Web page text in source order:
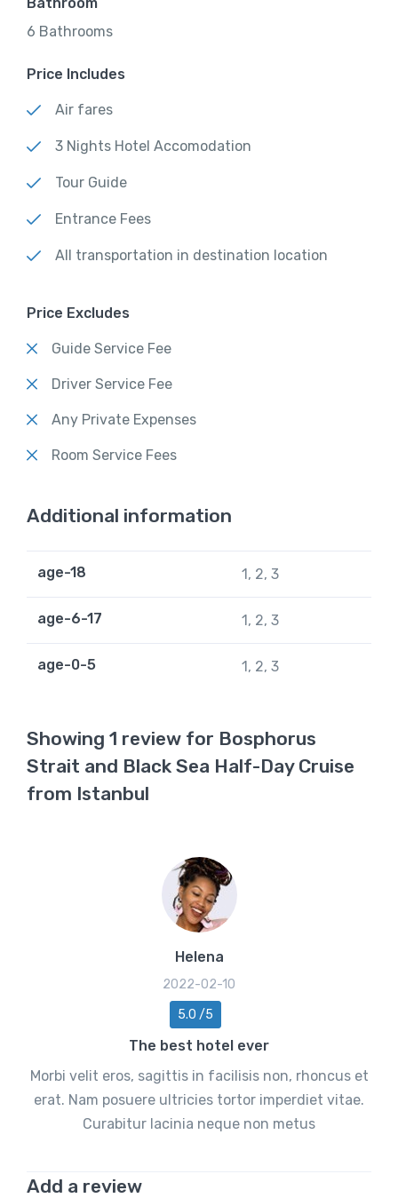
6 Bathrooms
Price Includes
Air fares
3 Nights Hotel Accomodation
Tour Guide
Entrance Fees
All transportation in destination location
Price Excludes
Guide Service Fee
Driver Service Fee
Any Private Expenses
Room Service Fees
Additional information
age-18 1, 2, 3
age-6-17 1, 2, 3
age-0-5 1, 2, 3
Showing 1 review for Bosphorus
Strait and Black Sea Half-Day Cruise
from Istanbul
Helena
2022-02-10
5.0 /5
The best hotel ever
Morbi velit eros, sagittis in facilisis non, rhoncus et
erat. Nam posuere ultricies tortor imperdiet vitae.
Curabitur lacinia neque non metus
Add a review